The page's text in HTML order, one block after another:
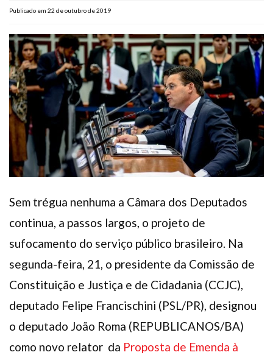
Publicado em 22 de outubro de 2019
Sem trégua nenhuma a Câmara dos Deputados
continua, a passos largos, o projeto de
sufocamento do serviço público brasileiro. Na
segunda-feira, 21, o presidente da Comissão de
Constituição e Justiça e de Cidadania (CCJC),
deputado Felipe Francischini (PSL/PR), designou
o deputado João Roma (REPUBLICANOS/BA)
como novo relator da Proposta de Emenda à
FacebookInstagramTwitter